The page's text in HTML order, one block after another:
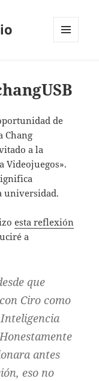
de
Chang
a la
Videojuegos».
universidad.
esta reflexión
a
que
Ciro como
antes
eso no